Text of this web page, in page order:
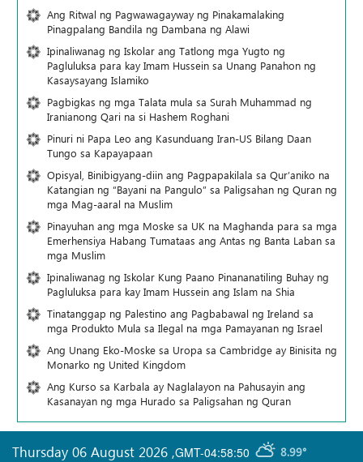
Ang Ritwal ng Pagwawagayway ng Pinakamalaking
Pinagpalang Bandila ng Dambana ng Alawi
Ipinaliwanag ng Iskolar ang Tatlong mga Yugto ng
Pagluluksa para kay Imam Hussein sa Unang Panahon ng
Kasaysayang Islamiko
Pagbigkas ng mga Talata mula sa Surah Muhammad ng
Iranianong Qari na si Hashem Roghani
Pinuri ni Papa Leo ang Kasunduang Iran-US Bilang Daan
Tungo sa Kapayapaan
Opisyal, Binibigyang-diin ang Pagpapakilala sa Qur’aniko na
Katangian ng “Bayani na Pangulo” sa Paligsahan ng Quran ng
mga Mag-aaral na Muslim
Pinayuhan ang mga Moske sa UK na Maghanda para sa mga
Emerhensiya Habang Tumataas ang Antas ng Banta Laban sa
mga Muslim
Ipinaliwanag ng Iskolar Kung Paano Pinananatiling Buhay ng
Pagluluksa para kay Imam Hussein ang Islam na Shia
Tinatanggap ng Palestino ang Pagbabawal ng Ireland sa
mga Produkto Mula sa Ilegal na mga Pamayanan ng Israel
Ang Unang Eko-Moske sa Uropa sa Cambridge ay Binisita ng
Monarko ng United Kingdom
Ang Kurso sa Karbala ay Naglalayon na Pahusayin ang
Kasanayan ng mga Hurado sa Paligsahan ng Quran
GMT-04:58:50 8.99°
Thursday 06 August 2026 ,